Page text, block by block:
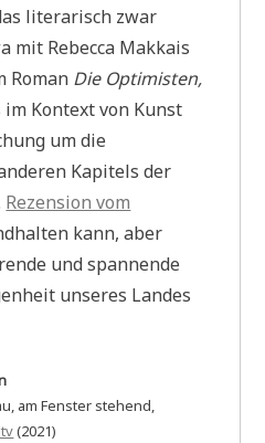
literarisch zwar
mit Rebecca Makkais
Roman Die Optimisten,
Kontext von Kunst
um die
Kapitels der
Rezension vom
kann, aber
und spannende
unseres Landes
am Fenster stehend,
(2021)